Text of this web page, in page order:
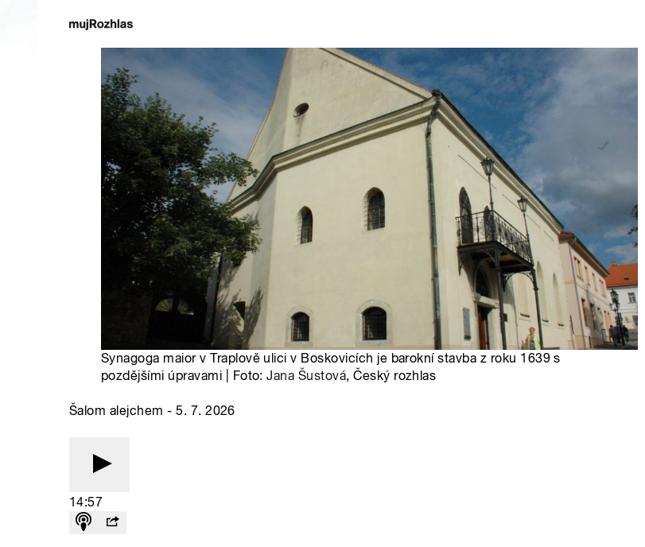
Synagoga maior v Traplově ulici v Boskovicích je barokní stavba z roku 1639 s
pozdějšími úpravami | Foto:Jana Šustová, Český rozhlas
Šalom alejchem - 5. 7. 2026
14:57